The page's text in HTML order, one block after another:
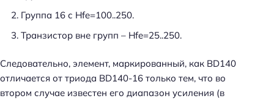
Группа 16 с Hfe=100..250.
Транзистор вне групп – Hfe=25..250.
Следовательно, элемент, маркированный, как BD140
отличается от триода BD140-16 только тем, что во
втором случае известен его диапазон усиления (в